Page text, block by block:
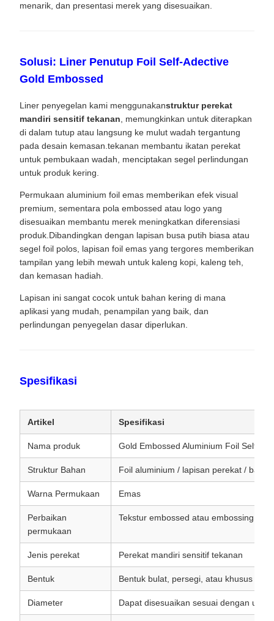
menarik, dan presentasi merek yang disesuaikan.
Solusi: Liner Penutup Foil Self-Adective
Gold Embossed
Liner penyegelan kami menggunakanstruktur perekat
mandiri sensitif tekanan, memungkinkan untuk diterapkan
di dalam tutup atau langsung ke mulut wadah tergantung
pada desain kemasan.tekanan membantu ikatan perekat
untuk pembukaan wadah, menciptakan segel perlindungan
untuk produk kering.
Permukaan aluminium foil emas memberikan efek visual
premium, sementara pola embossed atau logo yang
disesuaikan membantu merek meningkatkan diferensiasi
produk.Dibandingkan dengan lapisan busa putih biasa atau
segel foil polos, lapisan foil emas yang tergores memberikan
tampilan yang lebih mewah untuk kaleng kopi, kaleng teh,
dan kemasan hadiah.
Lapisan ini sangat cocok untuk bahan kering di mana
aplikasi yang mudah, penampilan yang baik, dan
perlindungan penyegelan dasar diperlukan.
Spesifikasi
Artikel Spesifikasi
Nama produk Gold Embossed Aluminium Foil Self-
Struktur Bahan Foil aluminium / lapisan perekat /
Warna Permukaan Emas
Perbaikan
permukaan
Tekstur embossed atau embossing
Jenis perekat Perekat mandiri sensitif tekanan
Bentuk Bentuk bulat, persegi, atau khusus
Diameter Dapat disesuaikan sesuai dengan